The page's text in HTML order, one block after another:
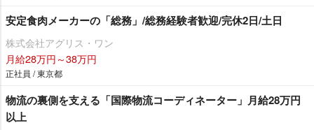
安定食肉メーカーの「総務」/総務経験者歓迎/完休2日/土日
株式会社アグリス・ワン
月給28万円～38万円
正社員 / 東京都
物流の裏側を支える「国際物流コーディネーター」月給28万円
以上